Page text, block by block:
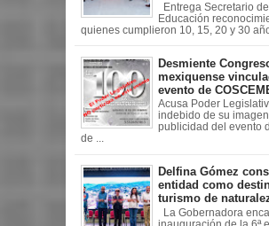
Entrega Secretario de
Educación
quienes cumplieron 10, 15, 20 y 30
Desmiente
mexiquense
evento de
Acusa Poder
indebido de su
publicidad del evento
de ...
Delfina Gómez
entidad como
turismo de
La Gobernadora